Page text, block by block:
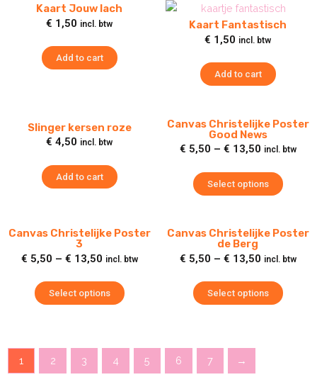
Kaart Jouw lach
€ 1,50 incl. btw
Add to cart
Kaart Fantastisch
€ 1,50 incl. btw
Add to cart
Slinger kersen roze
€ 4,50 incl. btw
Add to cart
Canvas Christelijke Poster
Good News
€ 5,50 – € 13,50 incl. btw
Select options
Canvas Christelijke Poster
3
€ 5,50 – € 13,50 incl. btw
Select options
Canvas Christelijke Poster
de Berg
€ 5,50 – € 13,50 incl. btw
Select options
1 2 3 4 5 6 7 →